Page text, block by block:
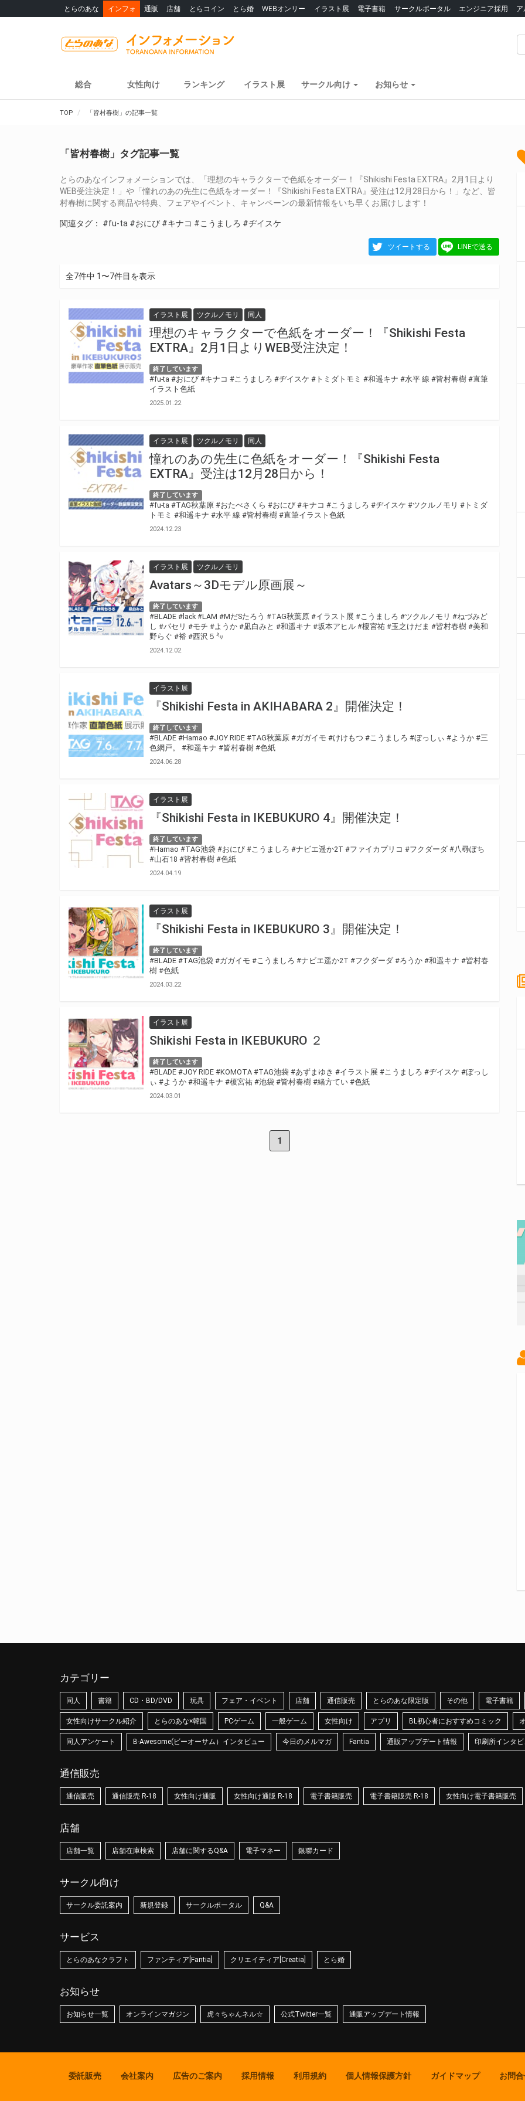
とらのあな インフォ 通販 店舗 とらコイン とら婚 WEBオンリー イラスト展 電子書籍 サークルポータル エンジニア採用
総合 女性向け ランキング イラスト展 サークル向け お知らせ
TOP 「皆村春樹」の記事一覧
「皆村春樹」タグ記事一覧
とらのあなインフォメーションでは、「理想のキャラクターで色紙をオーダー！『Shikishi Festa EXTRA』2月1日より
WEB受注決定！」や「憧れのあの先生に色紙をオーダー！『Shikishi Festa EXTRA』受注は12月28日から！」など、皆
村春樹に関する商品や特典、フェアやイベント、キャンペーンの最新情報をいち早くお届けします！
関連タグ： #fu-ta #おにび #キナコ #こうましろ #ヂイスケ
ツイートする LINEで送る
全7件中 1〜7件目を表示
イラスト展 ツクルノモリ 同人
理想のキャラクターで色紙をオーダー！『Shikishi Festa
EXTRA』2月1日よりWEB受注決定！
終了しています
#fu-ta #おにび #キナコ #こうましろ #ヂイスケ #トミダトモミ #和遥キナ #水平 線 #皆村春樹 #直筆
イラスト色紙
2025.01.22
イラスト展 ツクルノモリ 同人
憧れのあの先生に色紙をオーダー！『Shikishi Festa
EXTRA』受注は12月28日から！
終了しています
#fu-ta #TAG秋葉原 #おたべさくら #おにび #キナコ #こうましろ #ヂイスケ #ツクルノモリ #トミダ
トモミ #和遥キナ #水平 線 #皆村春樹 #直筆イラスト色紙
2024.12.23
イラスト展 ツクルノモリ
Avatars～3Dモデル原画展～
終了しています
#BLADE #lack #LAM #MだSたろう #TAG秋葉原 #イラスト展 #こうましろ #ツクルノモリ #ねづみど
し #パセリ #モチ #ようか #凪白みと #和遥キナ #坂本アヒル #榎宮祐 #玉之けだま #皆村春樹 #美和
野らぐ #裕 #西沢５㍉
2024.12.02
イラスト展
『Shikishi Festa in AKIHABARA 2』開催決定！
終了しています
#BLADE #Hamao #JOY RIDE #TAG秋葉原 #ガガイモ #けけもつ #こうましろ #ぼっしぃ #ようか #三
色網戸。
#和遥キナ #皆村春樹 #色紙
2024.06.28
イラスト展
『Shikishi Festa in IKEBUKURO 4』開催決定！
終了しています
#Hamao #TAG池袋 #おにび #こうましろ #ナビエ遥か2T #ファイカプリコ #フクダーダ #八尋ぽち
#山石18 #皆村春樹 #色紙
2024.04.19
イラスト展
『Shikishi Festa in IKEBUKURO 3』開催決定！
終了しています
#BLADE #TAG池袋 #ガガイモ #こうましろ #ナビエ遥か2T #フクダーダ #ろうか #和遥キナ #皆村春
樹 #色紙
2024.03.22
イラスト展
Shikishi Festa in IKEBUKURO ２
終了しています
#BLADE #JOY RIDE #KOMOTA #TAG池袋 #あずまゆき #イラスト展 #こうましろ #ヂイスケ #ぼっし
ぃ #ようか #和遥キナ #榎宮祐 #池袋 #皆村春樹 #緒方てい #色紙
2024.03.01
1
カテゴリー
同人 書籍 CD・BD/DVD 玩具 フェア・イベント 店舗 通信販売 とらのあな限定版 その他 電子書籍
女性向けサークル紹介 とらのあな×韓国 PCゲーム 一般ゲーム 女性向け アプリ BL初心者におすすめコミック
同人アンケート B-Awesome(ビーオーサム）インタビュー 今日のメルマガ Fantia 通販アップデート情報 印刷所インタ
通信販売
通信販売 通信販売 R-18 女性向け通販 女性向け通販 R-18 電子書籍販売 電子書籍販売 R-18 女性向け電子書籍販売
店舗
店舗一覧 店舗在庫検索 店舗に関するQ&A 電子マネー 銀聯カード
サークル向け
サークル委託案内 新規登録 サークルポータル Q&A
サービス
とらのあなクラフト ファンティア[Fantia] クリエイティア[Creatia] とら婚
お知らせ
お知らせ一覧 オンラインマガジン 虎々ちゃんネル☆ 公式Twitter一覧 通販アップデート情報
委託販売 会社案内 広告のご案内 採用情報 利用規約 個人情報保護方針 ガイドマップ お問